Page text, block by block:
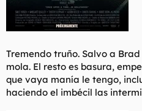
Tremendo truño. Salvo a
mola. El resto es basura,
que vaya manía le tengo,
haciendo el imbécil las